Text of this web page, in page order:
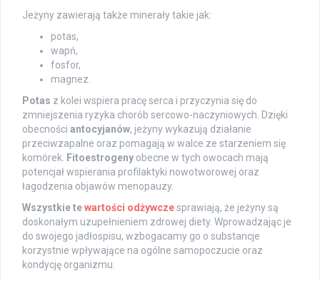
Jeżyny zawierają także minerały takie jak:
potas,
wapń,
fosfor,
magnez.
Potas z kolei wspiera pracę serca i przyczynia się do
zmniejszenia ryzyka chorób sercowo-naczyniowych. Dzięki
obecności antocyjanów, jeżyny wykazują działanie
przeciwzapalne oraz pomagają w walce ze starzeniem się
komórek.
Fitoestrogeny obecne w tych owocach mają
potencjał wspierania profilaktyki nowotworowej oraz
łagodzenia objawów menopauzy.
Wszystkie tewartości odżywczesprawiają, że jeżyny są
doskonałym uzupełnieniem zdrowej diety. Wprowadzając je
do swojego jadłospisu, wzbogacamy go o substancje
korzystnie wpływające na ogólne samopoczucie oraz
kondycję organizmu.